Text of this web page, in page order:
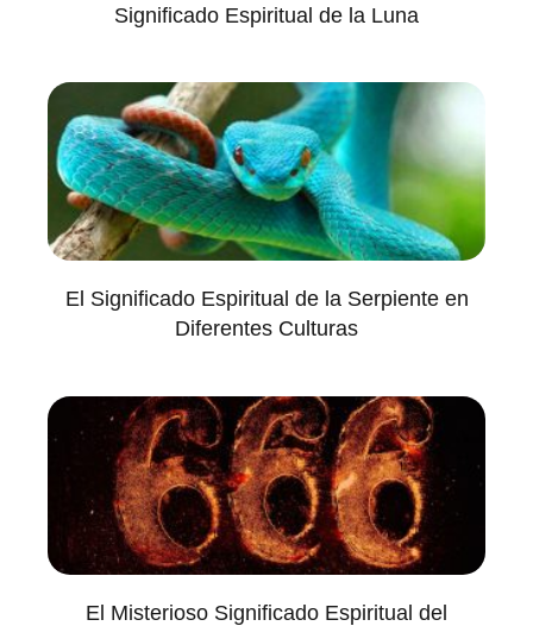
Significado Espiritual de la Luna
El Significado Espiritual de la Serpiente en
Diferentes Culturas
El Misterioso Significado Espiritual del